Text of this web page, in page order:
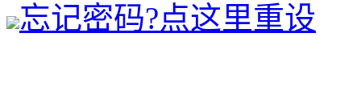
忘记密码?点这里重设